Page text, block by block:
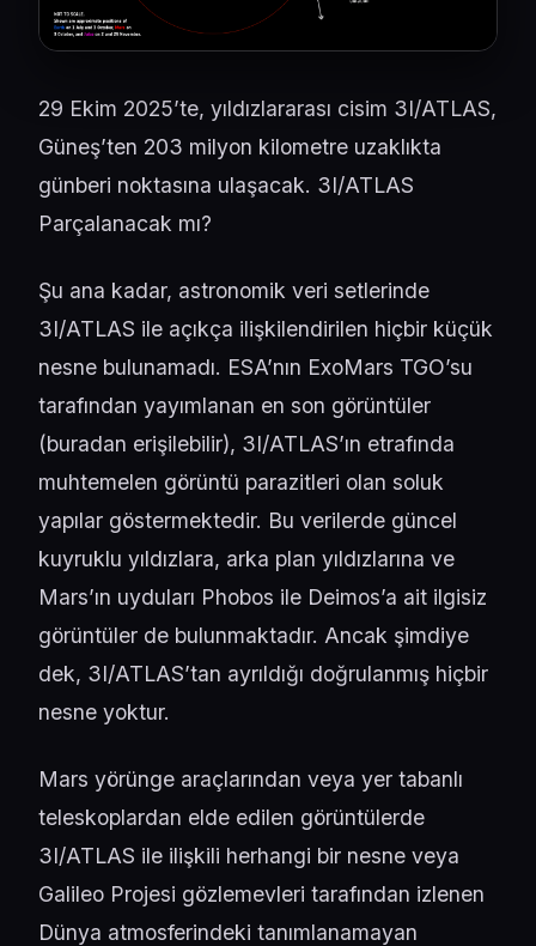
29 Ekim 2025’te, yıldızlararası cisim 3I/ATLAS,
Güneş’ten 203 milyon kilometre uzaklıkta
günberi noktasına ulaşacak. 3I/ATLAS
Parçalanacak mı?
Şu ana kadar, astronomik veri setlerinde
3I/ATLAS ile açıkça ilişkilendirilen hiçbir küçük
nesne bulunamadı. ESA’nın ExoMars TGO’su
tarafından yayımlanan en son görüntüler
(buradan erişilebilir), 3I/ATLAS’ın etrafında
muhtemelen görüntü parazitleri olan soluk
yapılar göstermektedir. Bu verilerde güncel
kuyruklu yıldızlara, arka plan yıldızlarına ve
Mars’ın uyduları Phobos ile Deimos’a ait ilgisiz
görüntüler de bulunmaktadır. Ancak şimdiye
dek, 3I/ATLAS’tan ayrıldığı doğrulanmış hiçbir
nesne yoktur.
Mars yörünge araçlarından veya yer tabanlı
teleskoplardan elde edilen görüntülerde
3I/ATLAS ile ilişkili herhangi bir nesne veya
Galileo Projesi gözlemevleri tarafından izlenen
Dünya atmosferindeki tanımlanamayan